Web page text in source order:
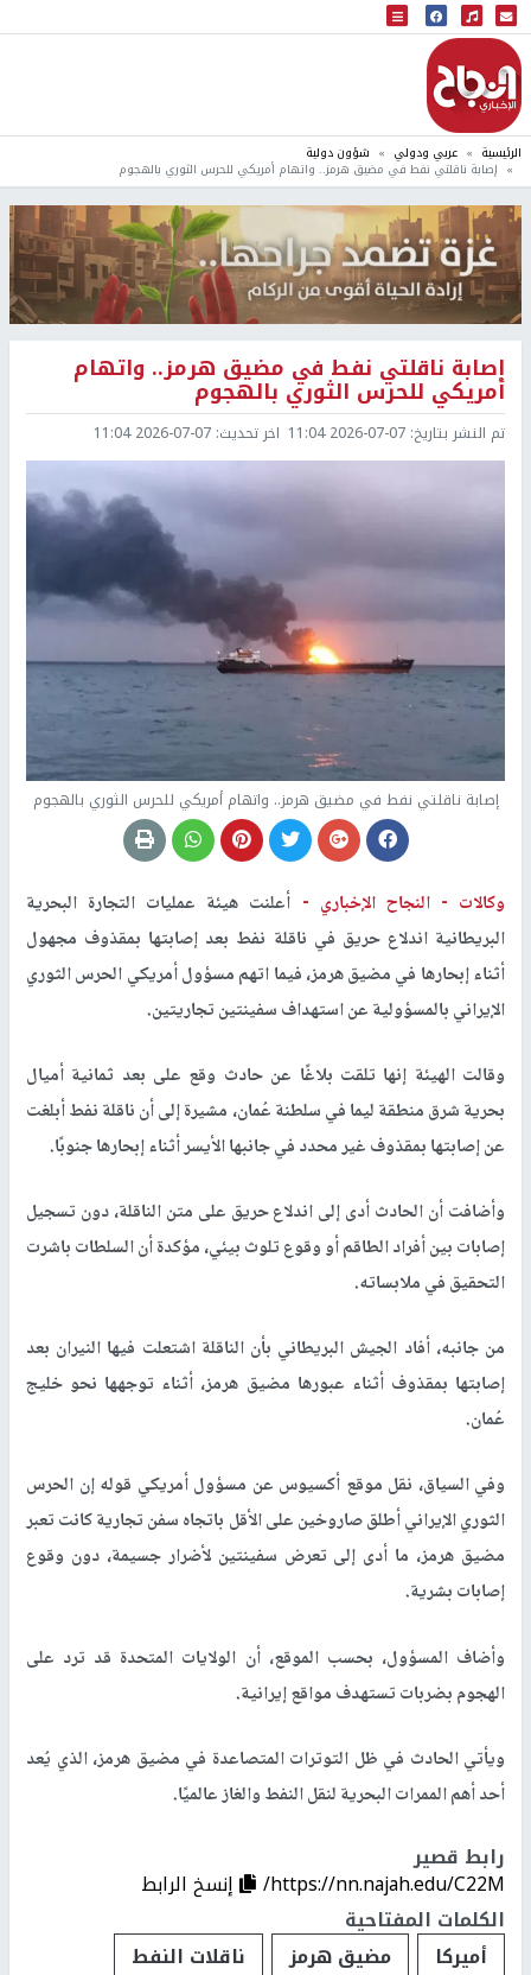
البث المباشر
إذاعة النجاح
الرئيسية عربي ودولي شؤون دولية
إصابة ناقلتي نفط في مضيق هرمز.. واتهام أمريكي للحرس الثوري بالهجوم
إصابة ناقلتي نفط في مضيق هرمز.. واتهام
أمريكي للحرس الثوري بالهجوم
تم النشر بتاريخ: 2026-07-07 11:04 اخر تحديث: 2026-07-07 11:04
إصابة ناقلتي نفط في مضيق هرمز.. واتهام أمريكي للحرس الثوري بالهجوم
وكالات -النجاح الإخباري - أعلنت هيئة عمليات التجارة البحرية
البريطانية اندلاع حريق في ناقلة نفط بعد إصابتها بمقذوف مجهول
أثناء إبحارها في مضيق هرمز، فيما اتهم مسؤول أمريكي الحرس الثوري
الإيراني بالمسؤولية عن استهداف سفينتين تجاريتين.
وقالت الهيئة إنها تلقت بلاغًا عن حادث وقع على بعد ثمانية أميال
بحرية شرق منطقة ليما في سلطنة عُمان، مشيرة إلى أن ناقلة نفط أبلغت
عن إصابتها بمقذوف غير محدد في جانبها الأيسر أثناء إبحارها جنوبًا.
وأضافت أن الحادث أدى إلى اندلاع حريق على متن الناقلة، دون تسجيل
إصابات بين أفراد الطاقم أو وقوع تلوث بيئي، مؤكدة أن السلطات باشرت
التحقيق في ملابساته.
من جانبه، أفاد الجيش البريطاني بأن الناقلة اشتعلت فيها النيران بعد
إصابتها بمقذوف أثناء عبورها مضيق هرمز، أثناء توجهها نحو خليج
عُمان.
وفي السياق، نقل موقع أكسيوس عن مسؤول أمريكي قوله إن الحرس
الثوري الإيراني أطلق صاروخين على الأقل باتجاه سفن تجارية كانت تعبر
مضيق هرمز، ما أدى إلى تعرض سفينتين لأضرار جسيمة، دون وقوع
إصابات بشرية.
وأضاف المسؤول، بحسب الموقع، أن الولايات المتحدة قد ترد على
الهجوم بضربات تستهدف مواقع إيرانية.
ويأتي الحادث في ظل التوترات المتصاعدة في مضيق هرمز، الذي يُعد
أحد أهم الممرات البحرية لنقل النفط والغاز عالميًا.
رابط قصير
https://nn.najah.edu/C22M/
إنسخ الرابط
الكلمات المفتاحية
أميركا
مضيق هرمز ناقلات النفط